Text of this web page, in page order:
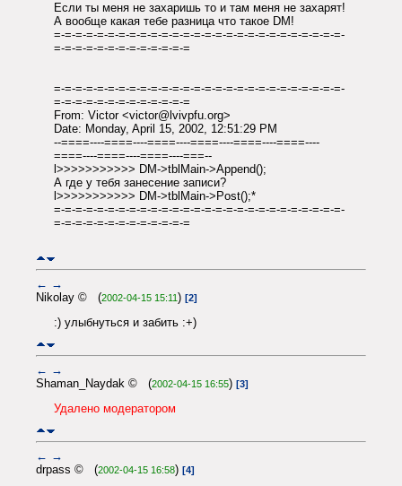
Если ты меня не захаришь то и там меня не захарят!
А вообще какая тебе разница что такое DM!
=-=-=-=-=-=-=-=-=-=-=-=-=-=-=-=-=-=-=-=-=-=-=-=-=-=-=-
=-=-=-=-=-=-=-=-=-=-=-=-=
=-=-=-=-=-=-=-=-=-=-=-=-=-=-=-=-=-=-=-=-=-=-=-=-=-=-=-
=-=-=-=-=-=-=-=-=-=-=-=-=
From: Victor <victor@lvivpfu.org>
Date: Monday, April 15, 2002, 12:51:29 PM
--====----====----====----====----====----====----
====----====----====----===--
l>>>>>>>>>>> DM->tblMain->Append();
А где у тебя занесение записи?
l>>>>>>>>>>> DM->tblMain->Post();*
=-=-=-=-=-=-=-=-=-=-=-=-=-=-=-=-=-=-=-=-=-=-=-=-=-=-=-
=-=-=-=-=-=-=-=-=-=-=-=-=
← →
Nikolay © (2002-04-15 15:11) [2]
:) улыбнуться и забить :+)
← →
Shaman_Naydak © (2002-04-15 16:55) [3]
Удалено модератором
← →
drpass © (2002-04-15 16:58) [4]